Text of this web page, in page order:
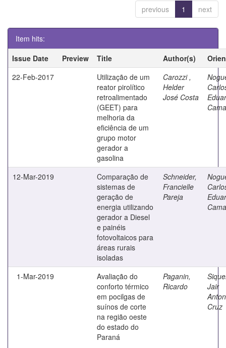
previous 1 next
Item hits:
Issue Date
Preview Title Author(s)
22-Feb-2017
Utilização de um
reator pirolítico
retroalimentado
(GEET) para
melhoria da
eficiência de um
grupo motor
gerador a
gasolina
Carozzi ,
Helder
José Costa
12-Mar-2019
Comparação de
sistemas de
geração de
energia utilizando
gerador a Diesel
e painéis
fotovoltaicos para
áreas rurais
isoladas
Schneider,
Francielle
Pareja
1-Mar-2019
Avaliação do
conforto térmico
em pocilgas de
suínos de corte
na região oeste
do estado do
Paraná
Paganin,
Ricardo
Jair
Cruz